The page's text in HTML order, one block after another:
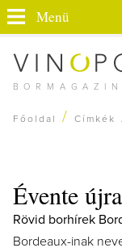
Menü
Főoldal / Címkék
Évente
Rövid borhírek
Bordeaux-inak